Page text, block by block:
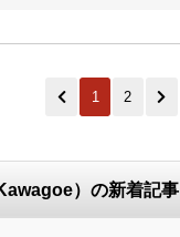
1 2
）の新着記事